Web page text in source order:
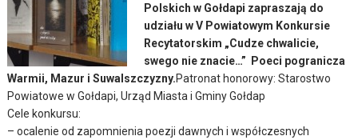
Polskich w Gołdapi zapraszają do
udziału w V Powiatowym Konkursie
Recytatorskim „Cudze chwalicie,
swego nie znacie…” Poeci pogranicza
Warmii, Mazur i Suwalszczyzny.Patronat honorowy: Starostwo
Powiatowe w Gołdapi, Urząd Miasta i Gminy Gołdap
Cele konkursu:
– ocalenie od zapomnienia poezji dawnych i współczesnych